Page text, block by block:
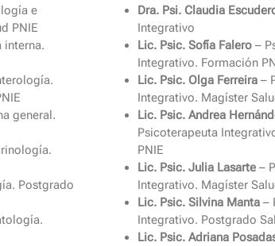
e
PNIE
interna.
general.
Postgrado
Dra. Psi. Claudia
Integrativo
Lic. Psic. Sofía Falero–
Integrativo. Formación
Lic. Psic. Olga Ferreira–
Integrativo. Magíster
Lic. Psic. Andrea
Psicoterapeuta
PNIE
Lic. Psic. Julia Lasarte–
Integrativo. Magíster
Lic. Psic. Silvina Manta–
Integrativo. Postgrado
Lic. Psic. Adriana